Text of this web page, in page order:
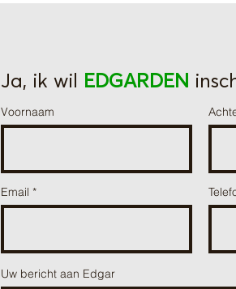
Ja, ik wil EDGARDEN
Voornaam
Email
Uw bericht aan Edgar